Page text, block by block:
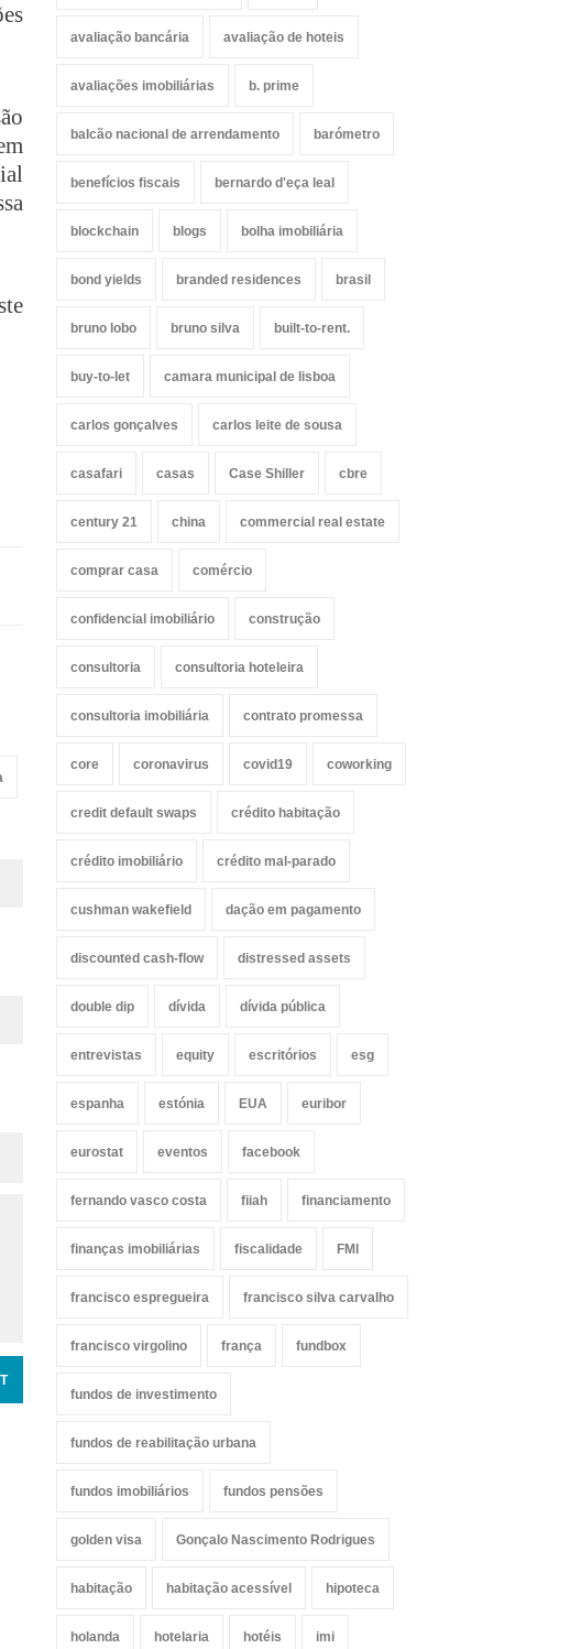
avaliação bancária avaliação de hoteis
avaliações imobiliárias b. prime
balcão nacional de arrendamento barómetro
benefícios fiscais bernardo d'eça leal
blockchain blogs bolha imobiliária
bond yields branded residences brasil
bruno lobo bruno silva built-to-rent.
buy-to-let camara municipal de lisboa
carlos gonçalves carlos leite de sousa
casafari casas Case Shiller cbre
century 21 china commercial real estate
comprar casa comércio
confidencial imobiliário construção
consultoria consultoria hoteleira
consultoria imobiliária contrato promessa
core coronavirus covid19 coworking
credit default swaps crédito habitação
crédito imobiliário crédito mal-parado
cushman wakefield dação em pagamento
discounted cash-flow distressed assets
double dip dívida dívida pública
entrevistas equity escritórios esg
espanha estónia EUA euribor
eurostat eventos facebook
fernando vasco costa fiiah financiamento
finanças imobiliárias fiscalidade FMI
francisco espregueira francisco silva carvalho
francisco virgolino frança fundbox
fundos de investimento
fundos de reabilitação urbana
fundos imobiliários fundos pensões
golden visa Gonçalo Nascimento Rodrigues
habitação habitação acessível hipoteca
holanda hotelaria hotéis imi